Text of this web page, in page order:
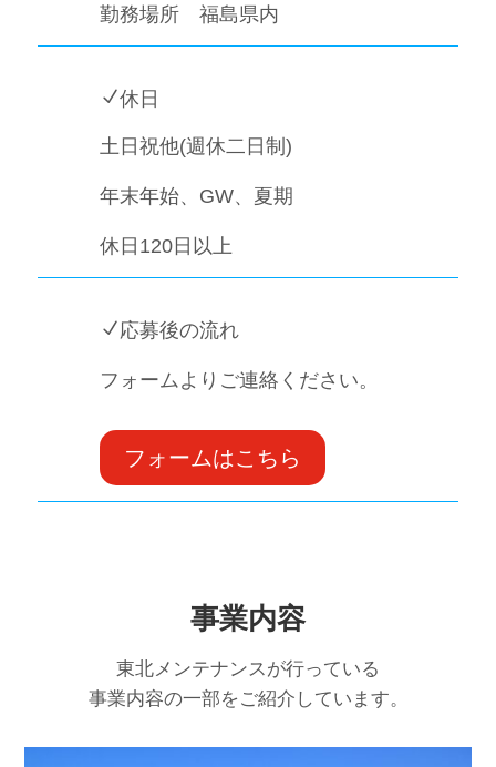
勤務場所 福島県内
N休日
土日祝他(週休二日制)
年末年始、GW、夏期
休日120日以上
N応募後の流れ
フォームよりご連絡ください。
フォームはこちら
事業内容
東北メンテナンスが行っている
事業内容の一部をご紹介しています。